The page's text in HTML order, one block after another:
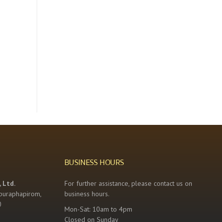
Ltd.
BUSINESS HOURS
For further assistance, please contact us on
business hours.
Mon-Sat: 10am to 4pm
Closed on Sunday